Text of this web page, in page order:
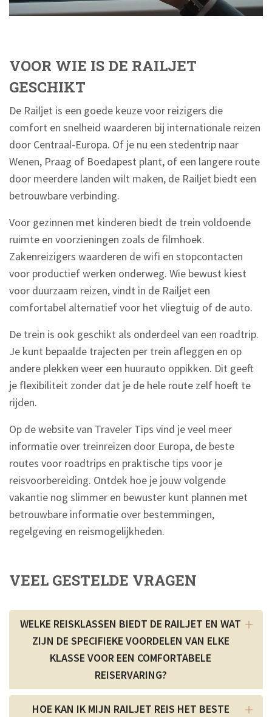
VOOR WIE IS DE RAILJET
GESCHIKT
De Railjet is een goede keuze voor reizigers die
comfort en snelheid waarderen bij internationale reizen
door Centraal-Europa. Of je nu een stedentrip naar
Wenen, Praag of Boedapest plant, of een langere route
door meerdere landen wilt maken, de Railjet biedt een
betrouwbare verbinding.
Voor gezinnen met kinderen biedt de trein voldoende
ruimte en voorzieningen zoals de filmhoek.
Zakenreizigers waarderen de wifi en stopcontacten
voor productief werken onderweg. Wie bewust kiest
voor duurzaam reizen, vindt in de Railjet een
comfortabel alternatief voor het vliegtuig of de auto.
De trein is ook geschikt als onderdeel van een roadtrip.
Je kunt bepaalde trajecten per trein afleggen en op
andere plekken weer een huurauto oppikken. Dit geeft
je flexibiliteit zonder dat je de hele route zelf hoeft te
rijden.
Op de website van Traveler Tips vind je veel meer
informatie over treinreizen door Europa, de beste
routes voor roadtrips en praktische tips voor je
reisvoorbereiding. Ontdek hoe je jouw volgende
vakantie nog slimmer en bewuster kunt plannen met
betrouwbare informatie over bestemmingen,
regelgeving en reismogelijkheden.
VEEL GESTELDE VRAGEN
WELKE REISKLASSEN BIEDT DE RAILJET EN WAT
ZIJN DE SPECIFIEKE VOORDELEN VAN ELKE
KLASSE VOOR EEN COMFORTABELE
REISERVARING?
HOE KAN IK MIJN RAILJET REIS HET BESTE